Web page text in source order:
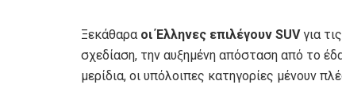
Ξεκάθαρα οι Έλληνες επιλέγουν SUVγια
σχεδίαση, την αυξημένη απόσταση από το
μερίδια, οι υπόλοιπες κατηγορίες μένουν